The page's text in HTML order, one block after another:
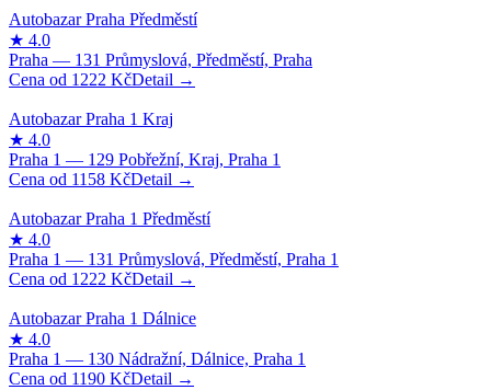
1222 Kč
1158 Kč
1222 Kč
1190 Kč